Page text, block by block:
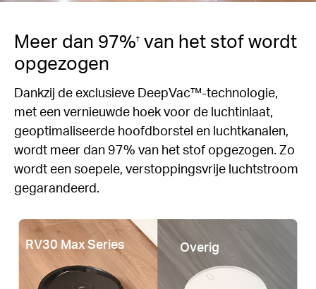
Meer dan 97%† van het stof wordt
opgezogen
Dankzij de exclusieve DeepVac™-technologie,
met een vernieuwde hoek voor de luchtinlaat,
geoptimaliseerde hoofdborstel en luchtkanalen,
wordt meer dan 97% van het stof opgezogen. Zo
wordt een soepele, verstoppingsvrije luchtstroom
gegarandeerd.
RV30 Max Series Overig